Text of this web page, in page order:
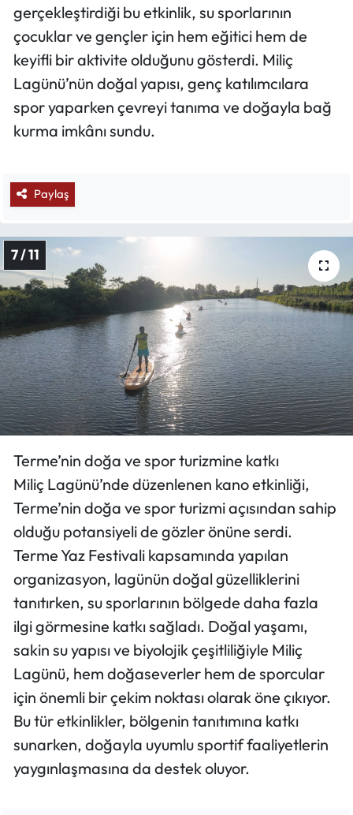
gerçekleştirdiği bu etkinlik, su sporlarının
çocuklar ve gençler için hem eğitici hem de
keyifli bir aktivite olduğunu gösterdi. Miliç
Lagünü’nün doğal yapısı, genç katılımcılara
spor yaparken çevreyi tanıma ve doğayla bağ
kurma imkânı sundu.
Paylaş
7 / 11
Terme’nin doğa ve spor turizmine katkı
Miliç Lagünü’nde düzenlenen kano etkinliği,
Terme’nin doğa ve spor turizmi açısından sahip
olduğu potansiyeli de gözler önüne serdi.
Terme Yaz Festivali kapsamında yapılan
organizasyon, lagünün doğal güzelliklerini
tanıtırken, su sporlarının bölgede daha fazla
ilgi görmesine katkı sağladı. Doğal yaşamı,
sakin su yapısı ve biyolojik çeşitliliğiyle Miliç
Lagünü, hem doğaseverler hem de sporcular
için önemli bir çekim noktası olarak öne çıkıyor.
Bu tür etkinlikler, bölgenin tanıtımına katkı
sunarken, doğayla uyumlu sportif faaliyetlerin
yaygınlaşmasına da destek oluyor.